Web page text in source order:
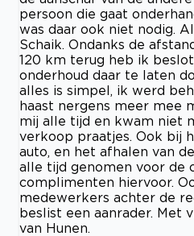
persoon die gaat
was daar ook niet nodig.
Schaik. Ondanks de
120 km terug heb ik
onderhoud daar te laten
alles is simpel, ik werd
haast nergens meer mee
mij alle tijd en kwam niet
verkoop praatjes. Ook bij
auto, en het afhalen van
alle tijd genomen voor de
complimenten hiervoor.
medewerkers achter de
beslist een aanrader. Met
van Hunen.